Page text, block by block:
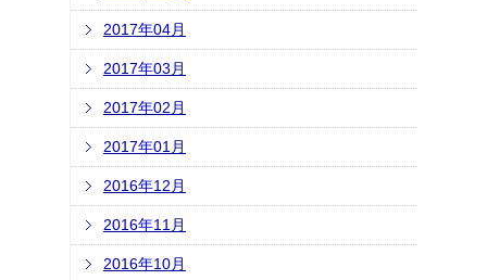
2017年04月
2017年03月
2017年02月
2017年01月
2016年12月
2016年11月
2016年10月